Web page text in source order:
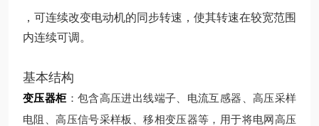
，可连续改变电动机的同步转速，使其转速在较宽范围
内连续可调。
基本结构
变压器柜：包含高压进出线端子、电流互感器、高压采样
电阻、高压信号采样板、移相变压器等，用于将电网高压